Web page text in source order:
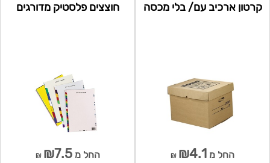
קרטון ארכיב עם/ בלי מכסה
החל מ ₪4.1
₪
חוצצים פלסטיק מדורגים
החל מ₪7.5
₪